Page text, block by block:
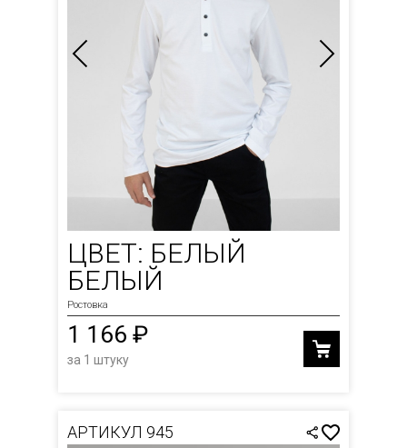
ЦВЕТ: БЕЛЫЙ
БЕЛЫЙ
Ростовка
1 166 ₽
за 1 штуку
АРТИКУЛ 945